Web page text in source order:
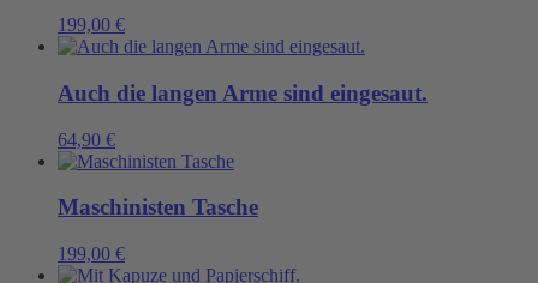
199,00 €
Auch die langen Arme sind eingesaut.
64,90 €
Maschinisten Tasche
199,00 €